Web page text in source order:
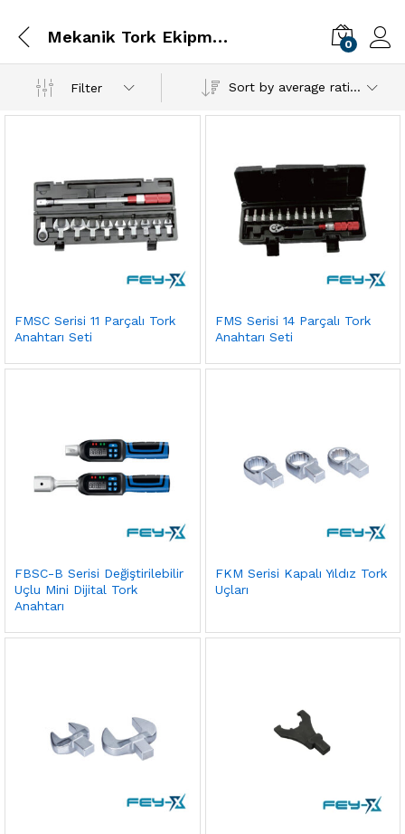
Mekanik Tork Ekipmanları 0
Filter Sort by average rating
FMSC Serisi 11 Parçalı Tork
Anahtarı Seti
FMS Serisi 14 Parçalı Tork
Anahtarı Seti
FBSC-B Serisi Değiştirilebilir
Uçlu Mini Dijital Tork
Anahtarı
FKM Serisi Kapalı Yıldız Tork
Uçları